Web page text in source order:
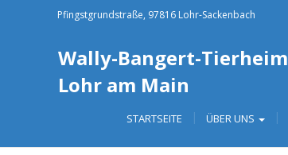
Pfingstgrundstraße, 97816 Lohr-Sackenbach
Wally-Bangert-Tierheim
Lohr am Main
STARTSEITE ÜBER UNS